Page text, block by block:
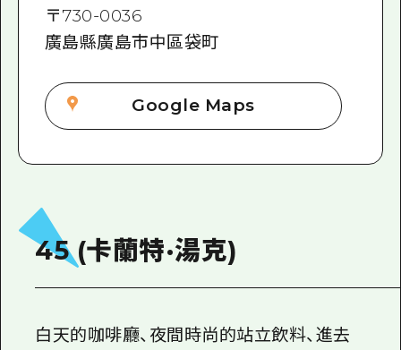
〒730-0036
廣島縣廣島市中區袋町
Google Maps
45 (卡蘭特·湯克)
白天的咖啡廳、夜間時尚的站立飲料、進去